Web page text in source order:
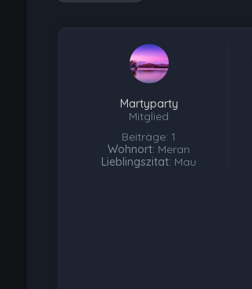
Martyparty
Mitglied
Beiträge: 1
Wohnort: Meran
Lieblingszitat: Mau